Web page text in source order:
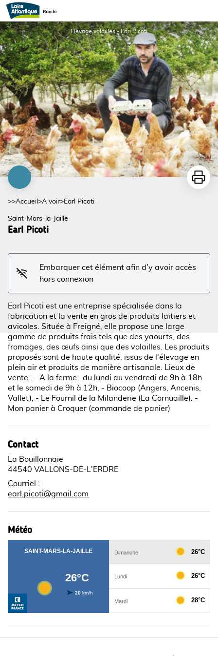
Earl Picoti
Elevage volailles - Earl Picoti
>>Accueil >A voir>Earl Picoti
Saint-Mars-la-Jaille
Earl Picoti
Embarquer cet élément afin d'y avoir accès
hors connexion
Earl Picoti est une entreprise spécialisée dans la
fabrication et la vente en gros de produits laitiers et
avicoles. Située à Freigné, elle propose une large
gamme de produits frais tels que des yaourts, des
fromages, des œufs ainsi que des volailles. Les produits
proposés sont de haute qualité, issus de l'élevage en
plein air et produits de manière artisanale. Lieux de
vente : - A la ferme : du lundi au vendredi de 9h à 18h
et le samedi de 9h à 12h, - Biocoop (Angers, Ancenis,
Vallet), - Le Fournil de la Milanderie (La Cornuaille). -
Mon panier à Croquer (commande de panier)
Contact
La Bouillonnaie
44540 VALLONS-DE-L'ERDRE
Courriel
:
earl.picoti@gmail.com
Météo